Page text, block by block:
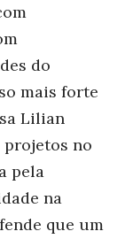
do
mais forte
Lilian
projetos no
pela
na
que um